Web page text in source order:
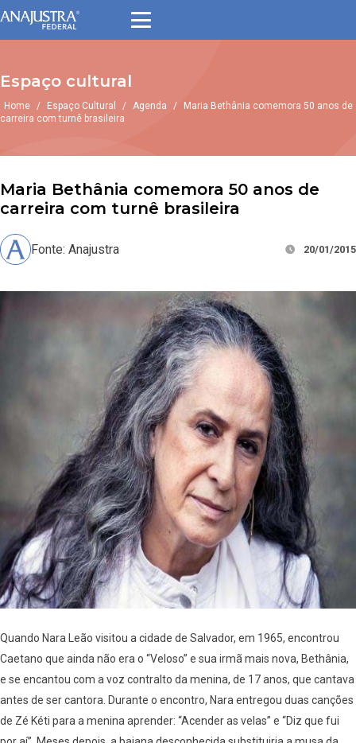
Espaço cultural
Home / Espaço Cultural / Agenda /
Maria Bethânia comemora 50 anos de
carreira com turnê brasileira
Maria Bethânia comemora 50 anos de
carreira com turnê brasileira
Fonte: Anajustra 20/01/2015
Quando Nara Leão visitou a cidade de Salvador, em 1965, encontrou
Caetano que ainda não era o “Veloso” e sua irmã mais nova, Bethânia,
e se encantou com a voz contralto da menina, de 17 anos, que cantava
antes de ser cantora. Durante o encontro, Nara entregou duas canções
de Zé Kéti para a menina aprender: “Acender as velas” e “Diz que fui